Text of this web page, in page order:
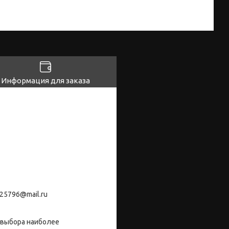
Информация для заказа
наиболее